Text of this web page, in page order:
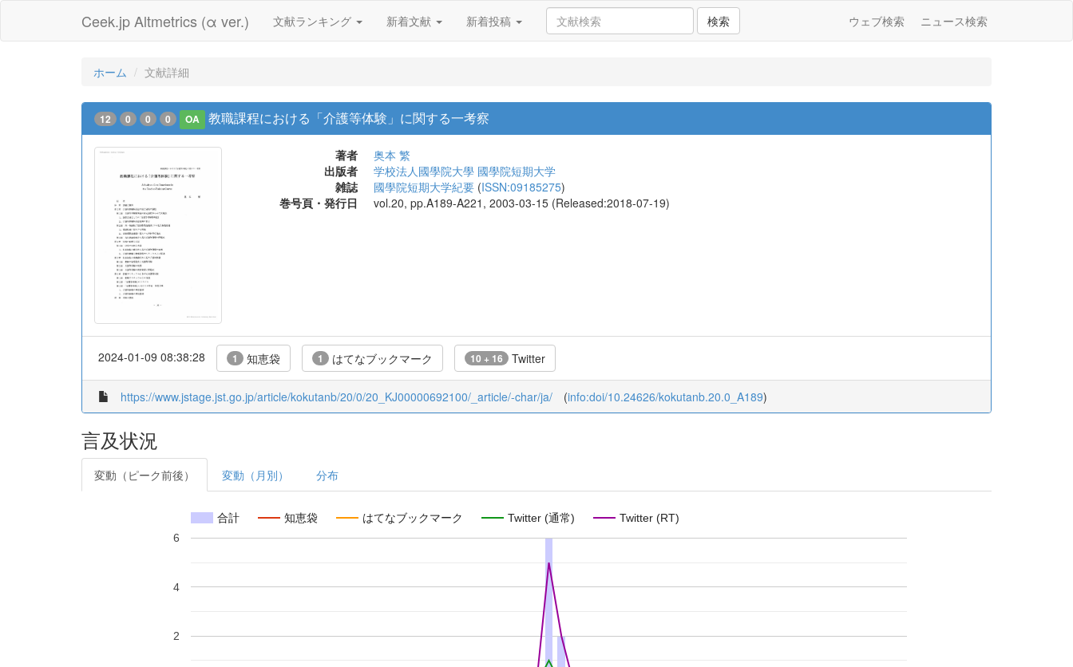
Ceek.jp Altmetrics (α ver.) 文献ランキング 新着文献 新着投稿 検索 ウェブ検索 ニュース検索
ホーム 文献詳細
12 0 0 0 OA 教職課程における「介護等体験」に関する一考察
著者
奥本 繁
出版者
学校法人國學院大學 國學院短期大学
雑誌
國學院短期大学紀要 (ISSN:09185275)
巻号頁・発行日
vol.20, pp.A189-A221, 2003-03-15 (Released:2018-07-19)
2024-01-09 08:38:28 1 知恵袋 1 はてなブックマーク 10 + 16 Twitter
https://www.jstage.jst.go.jp/article/kokutanb/20/0/20_KJ00000692100/_article/-char/ja/ (info:doi/10.24626/kokutanb.20.0_A189)
言及状況
変動（ピーク前後） 変動（月別） 分布
合計 知恵袋 はてなブックマーク Twitter (通常) Twitter (RT)
2
4
6